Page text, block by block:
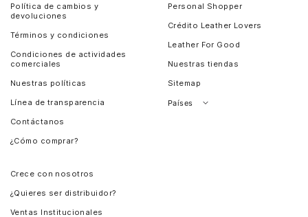
Política de cambios y
devoluciones
Términos y condiciones
Condiciones de actividades
comerciales
Nuestras políticas
Línea de transparencia
Contáctanos
¿Cómo comprar?
Personal Shopper
Crédito Leather Lovers
Leather For Good
Nuestras tiendas
Sitemap
Países
Crece con nosotros
¿Quieres ser distribuidor?
Ventas Institucionales